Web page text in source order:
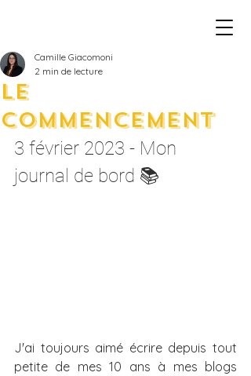
Le
commencement
Camille Giacomoni
2 min de lecture
3 février 2023 - Mon
journal de bord 📚
J'ai toujours aimé écrire depuis tout
petite de mes 10 ans à mes blogs